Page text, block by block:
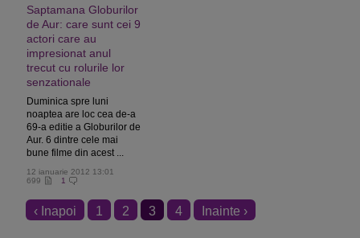
Saptamana Globurilor
de Aur: care sunt cei 9
actori care au
impresionat anul
trecut cu rolurile lor
senzationale
Duminica spre luni
noaptea are loc cea de-a
69-a editie a Globurilor de
Aur. 6 dintre cele mai
bune filme din acest ...
12 ianuarie 2012 13:01
699
1
‹ Inapoi 1 2 3 4 Inainte ›